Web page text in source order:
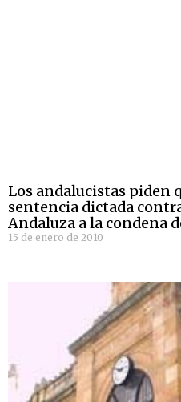
Los andalucistas piden
sentencia dictada
Andaluza a la condena
15 de enero de 2010